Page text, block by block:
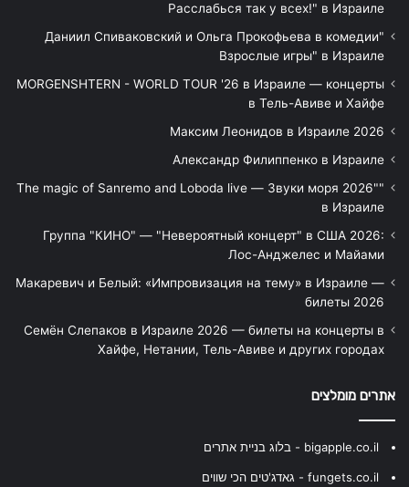
Расслабься так у всех!" в Израиле
"Даниил Спиваковский и Ольга Прокофьева в комедии
Взрослые игры" в Израиле
MORGENSHTERN - WORLD TOUR '26 в Израиле — концерты
в Тель-Авиве и Хайфе
Максим Леонидов в Израиле 2026
Александр Филиппенко в Израиле
"The magic of Sanremo and Loboda live — Звуки моря 2026"
в Израиле
Группа "КИНО" — "Невероятный концерт" в США 2026:
Лос-Анджелес и Майами
Макаревич и Белый: «Импровизация на тему» в Израиле —
билеты 2026
Семён Слепаков в Израиле 2026 — билеты на концерты в
Хайфе, Нетании, Тель-Авиве и других городах
אתרים מומלצים
bigapple.co.il - בלוג בניית אתרים
fungets.co.il - גאדג'טים הכי שווים